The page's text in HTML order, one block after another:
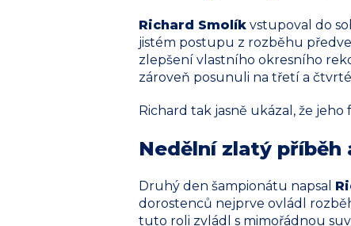
Richard Smolík vstupoval do
jistém postupu z rozběhu
zlepšení vlastního okresního
zároveň posunuli na třetí a
Richard tak jasně ukázal, že
Nedělní zlatý příběh
Druhý den šampionátu napsal
dorostenců nejprve ovládl
tuto roli zvládl s mimořádnou